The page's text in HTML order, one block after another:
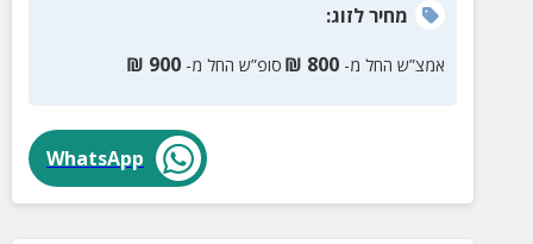
מחירלזוג:
אמצ”ש החל מ- 800
₪ סופ”ש החל מ- 900
₪
WhatsApp